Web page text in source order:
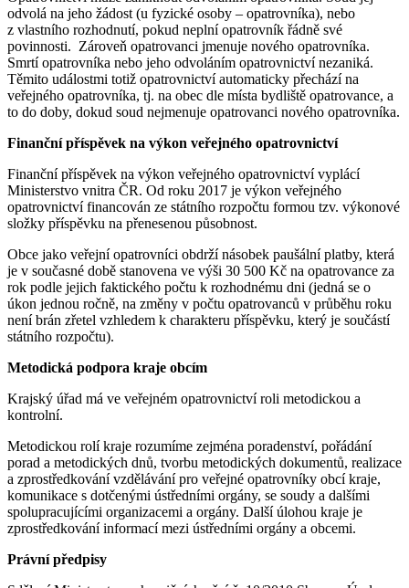
odvolá na jeho žádost (u fyzické osoby – opatrovníka), nebo
z vlastního rozhodnutí, pokud neplní opatrovník řádně své
povinnosti. Zároveň opatrovanci jmenuje nového opatrovníka.
Smrtí opatrovníka nebo jeho odvoláním opatrovnictví nezaniká.
Těmito událostmi totiž opatrovnictví automaticky přechází na
veřejného opatrovníka, tj. na obec dle místa bydliště opatrovance, a
to do doby, dokud soud nejmenuje opatrovanci nového opatrovníka.
Finanční příspěvek na výkon veřejného opatrovnictví
Finanční příspěvek na výkon veřejného opatrovnictví vyplácí
Ministerstvo vnitra ČR. Od roku 2017 je výkon veřejného
opatrovnictví financován ze státního rozpočtu formou tzv. výkonové
složky příspěvku na přenesenou působnost.
Obce jako veřejní opatrovníci obdrží násobek paušální platby, která
je v současné době stanovena ve výši 30 500 Kč na opatrovance za
rok podle jejich faktického počtu k rozhodnému dni (jedná se o
úkon jednou ročně, na změny v počtu opatrovanců v průběhu roku
není brán zřetel vzhledem k charakteru příspěvku, který je součástí
státního rozpočtu).
Metodická podpora kraje obcím
Krajský úřad má ve veřejném opatrovnictví roli metodickou a
kontrolní.
Metodickou rolí kraje rozumíme zejména poradenství, pořádání
porad a metodických dnů, tvorbu metodických dokumentů, realizace
a zprostředkování vzdělávání pro veřejné opatrovníky obcí kraje,
komunikace s dotčenými ústředními orgány, se soudy a dalšími
spolupracujícími organizacemi a orgány. Další úlohou kraje je
zprostředkování informací mezi ústředními orgány a obcemi.
Právní předpisy